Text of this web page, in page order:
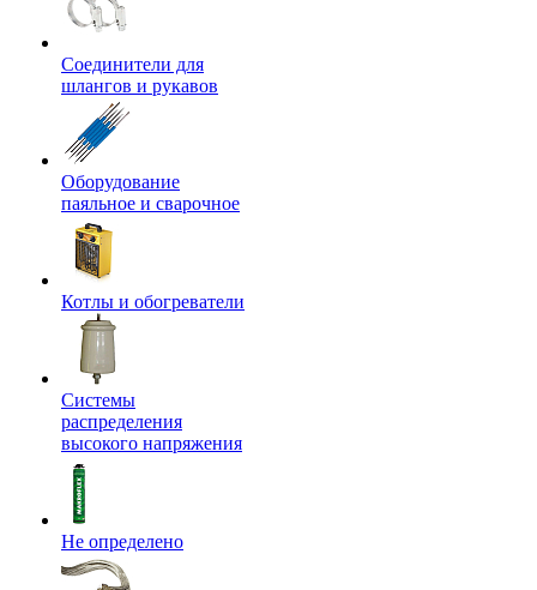
Соединители для
шлангов и рукавов
Оборудование
паяльное и сварочное
Котлы и обогреватели
Системы
распределения
высокого напряжения
Не определено